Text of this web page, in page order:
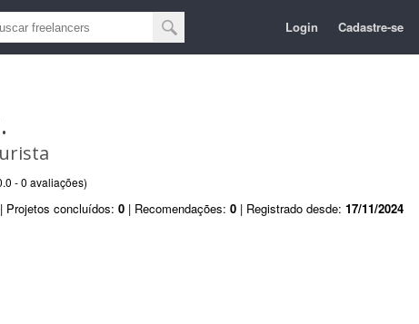
Login Cadastre-se
- 0 avaliações)
| Projetos concluídos: 0 | Recomendações: 0 | Registrado desde: 17/11/2024